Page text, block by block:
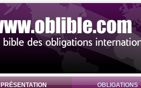
PRÉSENTATION OBLIGATIONS